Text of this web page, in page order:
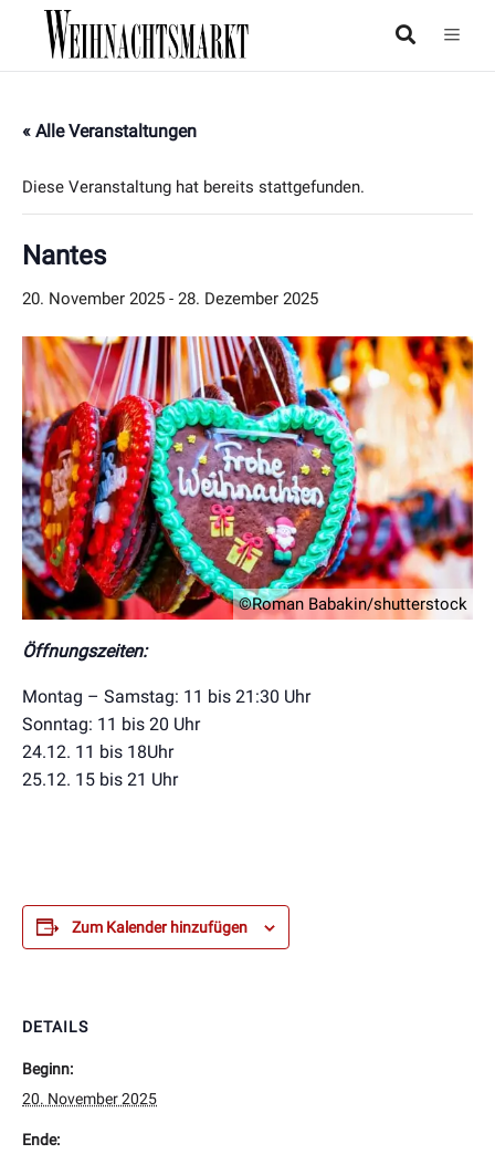
« Alle Veranstaltungen
Diese Veranstaltung hat bereits stattgefunden.
Nantes
20. November 2025 - 28. Dezember 2025
©Roman Babakin/shutterstock
Öffnungszeiten:
Montag – Samstag: 11 bis 21:30 Uhr
Sonntag: 11 bis 20 Uhr
24.12. 11 bis 18Uhr
25.12. 15 bis 21 Uhr
Zum Kalender hinzufügen
DETAILS
Beginn:
20. November 2025
Ende: